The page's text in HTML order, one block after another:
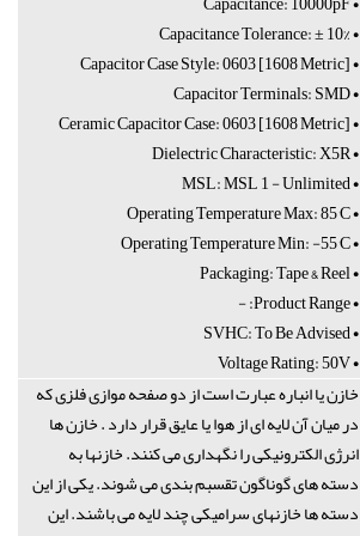
• Capacitance Tolerance: ± 10%
• Capacitor Case Style: 0603 [1608 Metric]
• Capacitor Terminals: SMD
• Ceramic Capacitor Case: 0603 [1608 Metric]
• Dielectric Characteristic: X5R
• MSL: MSL 1 - Unlimited
• Operating Temperature Max: 85°C
• Operating Temperature Min: -55°C
• Packaging: Tape & Reel
• Product Range: -
• SVHC: To Be Advised
• Voltage Rating: 50V
خازن یا انباره عبارت است از دو صفحه موازی فلزی که
در میان آن لایه ای از هوا یا عایق قرار دارد . خازن ها
انرژی الکترونیکی را نگهداری می کنند. خازنها به
دسته های گوناگون تقسبم بندی می شوند. یکی از این
دسته ها خازنهای سرامیکی چند لایه می باشند. این